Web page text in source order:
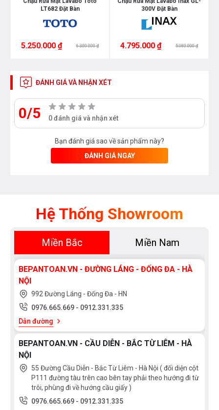
LT682 Đặt Bàn
5.250.000 ₫ 6.300.000 ₫
300V Đặt Bàn
4.795.000 ₫ 5.080.000 ₫
ĐÁNH GIÁ VÀ NHẬN XÉT
0/5 0 đánh giá và nhận xét
Bạn đánh giá sao về sản phẩm này?
ĐÁNH GIÁ NGAY
Hệ Thống Showroom
Miền Bắc Miền Nam
BEPANTOAN.VN - ĐƯỜNG LÁNG - ĐỐNG ĐA - HÀ
NỘI
992 Đường Láng - Đống Đa - HN
0976.665.669 - 0912.331.335
Dẫn đường
BEPANTOAN.VN - CẦU DIỄN - BẮC TỪ LIÊM - HÀ
NỘI
55 Đường Cầu Diễn - Bắc Từ Liêm - Hà Nội ( đối diện cột
P111 đường tàu trên cao bên tay phải theo hướng đi từ
trôi, phùng đi về hướng cầu giấy )
0976.665.669 - 0912.331.335